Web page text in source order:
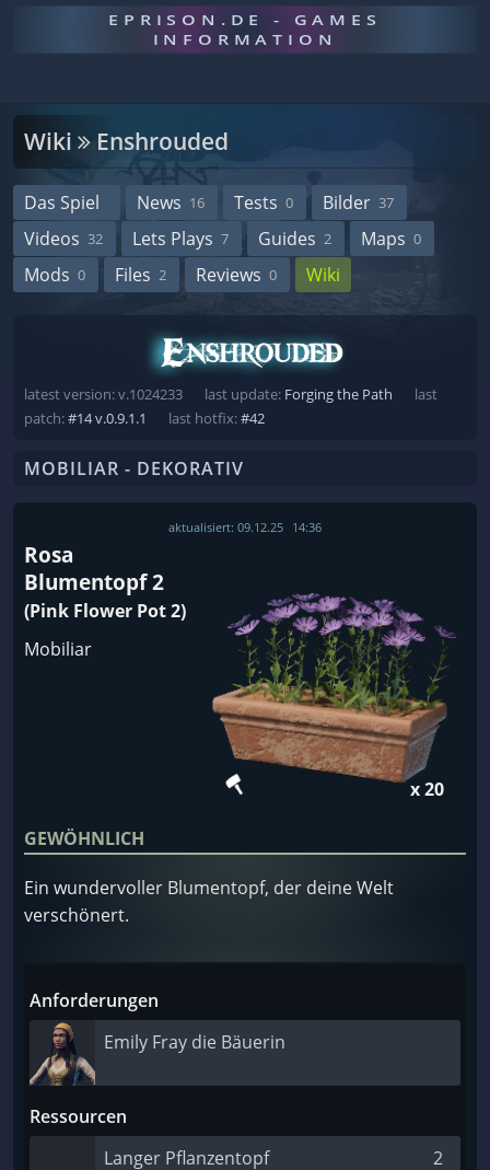
EPRISON.DE - GAMES
INFORMATION
Wiki Enshrouded
Das Spiel News 16 Tests 0 Bilder 37
Videos 32 Lets Plays 7 Guides 2 Maps 0
Mods 0 Files 2 Reviews 0 Wiki
latest version: v.1024233 last update: Forging the Path
last
patch:#14 v.0.9.1.1 last hotfix:#42
MOBILIAR - DEKORATIV
aktualisiert: 09.12.25 14:36
Rosa
Blumentopf 2
(Pink Flower Pot 2)
Mobiliar
x 20
GEWÖHNLICH
Ein wundervoller Blumentopf, der deine Welt
verschönert.
Anforderungen
Emily Fray die Bäuerin
Ressourcen
Langer Pflanzentopf
2